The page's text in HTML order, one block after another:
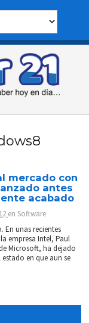
mercado con
antes
acabado
enSoftware
En unas recientes
empresa Intel, Paul
Microsoft, ha dejado
en que aun se